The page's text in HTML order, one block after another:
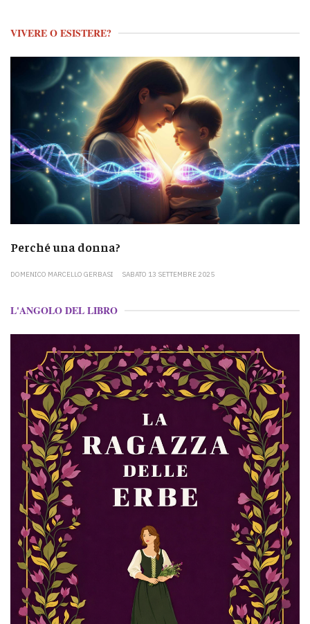
VIVERE O ESISTERE?
Perché una donna?
DOMENICO MARCELLO GERBASI SABATO 13 SETTEMBRE 2025
L'ANGOLO DEL LIBRO